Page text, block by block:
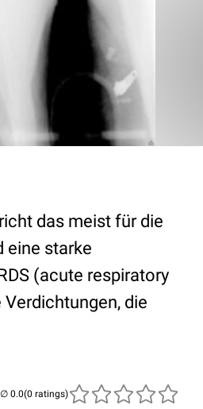
das meist für die
eine starke
(acute respiratory
die
(0 ratings)